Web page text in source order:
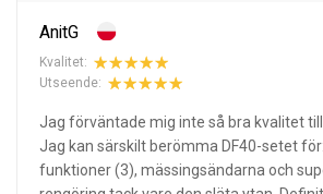
AnitG
Kvalitet:
Utseende:
Jag förväntade mig inte så bra kvalitet till
Jag kan särskilt berömma DF40-setet
funktioner (3), mässingsändarna och